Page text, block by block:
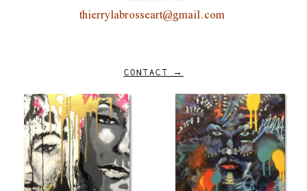
thierrylabrosseart@gmail.com
CONTACT →